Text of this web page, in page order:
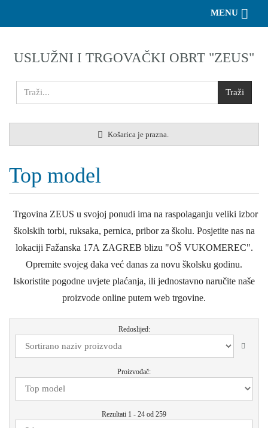
USLUŽNI I TRGOVAČKI OBRT "ZEUS"
Košarica je prazna.
MENU
Top model
Trgovina ZEUS u svojoj ponudi ima na raspolaganju veliki izbor
školskih torbi, ruksaka, pernica, pribor za školu. Posjetite nas na
lokaciji Fažanska 17A ZAGREB blizu "OŠ VUKOMEREC".
Opremite svojeg đaka već danas za novu školsku godinu.
Iskoristite pogodne uvjete plaćanja, ili jednostavno naručite naše
proizvode online putem web trgovine.
Redoslijed:
Proizvođač:
Rezultati 1 - 24 od 259